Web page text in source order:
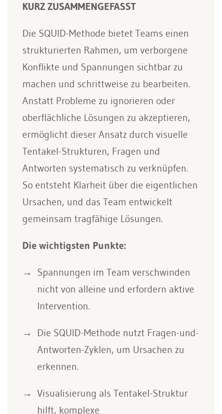
KURZ ZUSAMMENGEFASST
Die SQUID-Methode bietet Teams einen
strukturierten Rahmen, um verborgene
Konflikte und Spannungen sichtbar zu
machen und schrittweise zu bearbeiten.
Anstatt Probleme zu ignorieren oder
oberflächliche Lösungen zu akzeptieren,
ermöglicht dieser Ansatz durch visuelle
Tentakel-Strukturen, Fragen und
Antworten systematisch zu verknüpfen.
So entsteht Klarheit über die eigentlichen
Ursachen, und das Team entwickelt
gemeinsam tragfähige Lösungen.
Die wichtigsten Punkte:
Spannungen im Team verschwinden
nicht von alleine und erfordern aktive
Intervention.
Die SQUID-Methode nutzt Fragen-und-
Antworten-Zyklen, um Ursachen zu
erkennen.
Visualisierung als Tentakel-Struktur
hilft, komplexe